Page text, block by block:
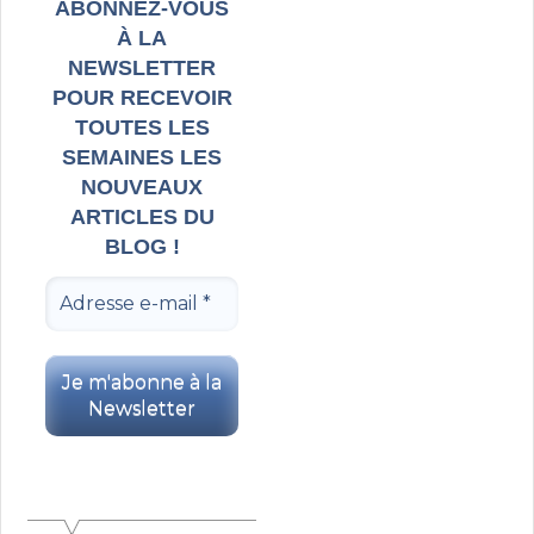
ABONNEZ-VOUS
À LA
NEWSLETTER
POUR RECEVOIR
TOUTES LES
SEMAINES LES
NOUVEAUX
ARTICLES DU
BLOG !